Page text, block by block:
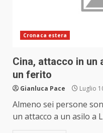
Cronaca estera
Cina, attacco in un
un ferito
Gianluca Pace Luglio
Almeno sei persone
un attacco a un asilo a